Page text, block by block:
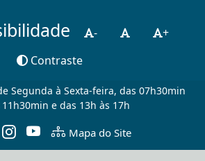
-
+
Contraste
Segunda à Sexta-feira, das 07h30min
11h30min e das 13h às 17h
Mapa do Site